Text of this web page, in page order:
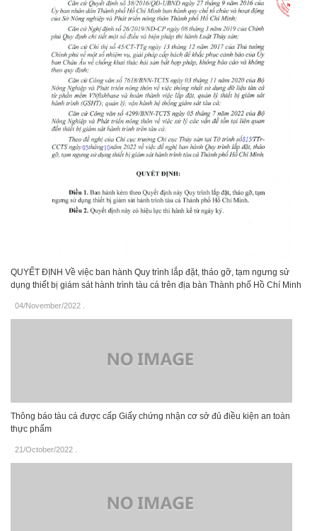
QUYẾT ĐỊNH Về việc ban hành Quy trình lắp đặt, tháo gỡ, tạm ngưng sử
dụng thiết bị giám sát hành trình tàu cá trên địa bàn Thành phố Hồ Chí Minh
04/November/2022 .
Thông báo tàu cá được cấp Giấy chứng nhận cơ sở đủ điều kiện an toàn
thực phẩm
21/October/2022